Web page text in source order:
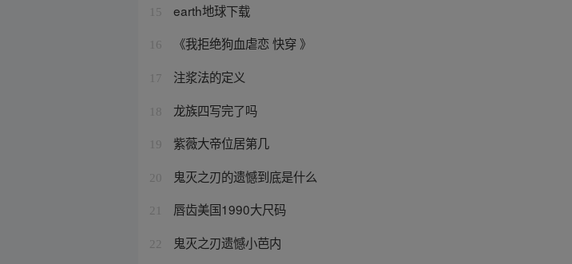
15 earth地球下载
16 《我拒绝狗血虐恋 快穿 》
17 注浆法的定义
18 龙族四写完了吗
19 紫薇大帝位居第几
20 鬼灭之刃的遗憾到底是什么
21 唇齿美国1990大尺码
22 鬼灭之刃遗憾小芭内